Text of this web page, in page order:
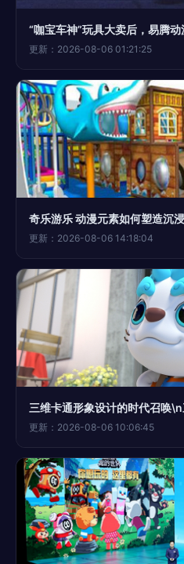
更新：2026-08-06 01:21:25
奇乐游乐 动漫元素如何塑造沉
更新：2026-08-06 14:18:04
更新：2026-08-06 10:06:45